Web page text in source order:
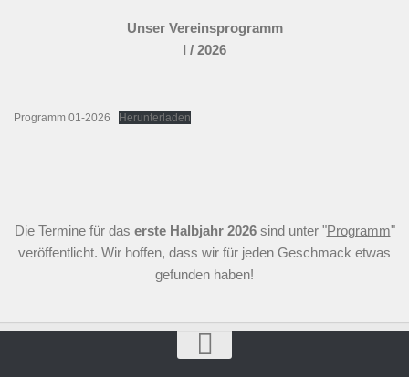
Unser Vereinsprogramm
I / 2026
Programm 01-2026 Herunterladen
Die Termine für das erste Halbjahr 2026 sind unter "Programm"
veröffentlicht. Wir hoffen, dass wir für jeden Geschmack etwas
gefunden haben!